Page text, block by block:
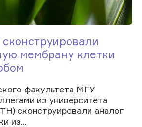
мембрану клетки
факультета МГУ
из университета
сконструировали аналог
из...